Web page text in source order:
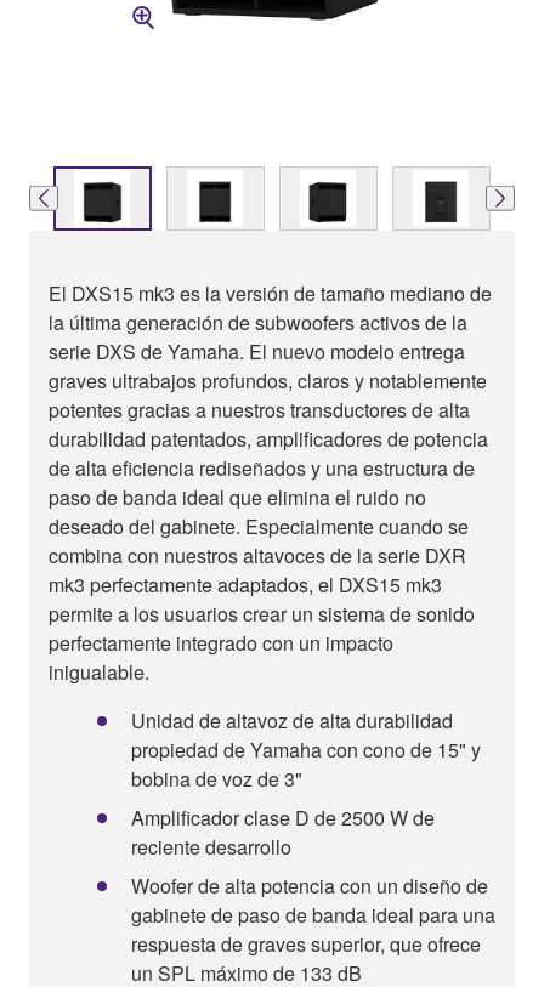
El DXS15 mk3 es la versión de tamaño mediano de
la última generación de subwoofers activos de la
serie DXS de Yamaha. El nuevo modelo entrega
graves ultrabajos profundos, claros y notablemente
potentes gracias a nuestros transductores de alta
durabilidad patentados, amplificadores de potencia
de alta eficiencia rediseñados y una estructura de
paso de banda ideal que elimina el ruido no
deseado del gabinete. Especialmente cuando se
combina con nuestros altavoces de la serie DXR
mk3 perfectamente adaptados, el DXS15 mk3
permite a los usuarios crear un sistema de sonido
perfectamente integrado con un impacto
inigualable.
Unidad de altavoz de alta durabilidad
propiedad de Yamaha con cono de 15" y
bobina de voz de 3"
Amplificador clase D de 2500 W de
reciente desarrollo
Woofer de alta potencia con un diseño de
gabinete de paso de banda ideal para una
respuesta de graves superior, que ofrece
un SPL máximo de 133 dB